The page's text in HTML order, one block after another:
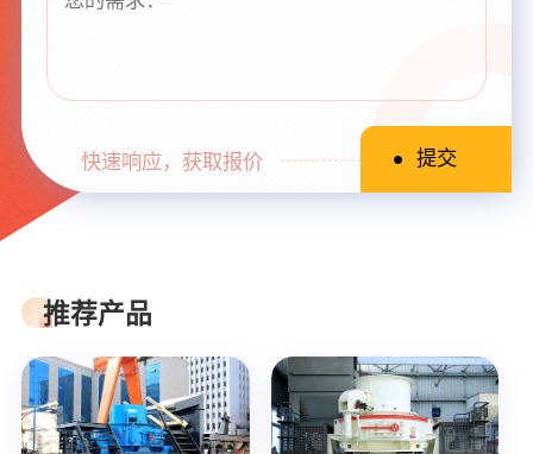
快速响应，获取报价
推荐产品